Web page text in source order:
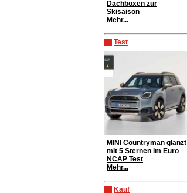
Dachboxen zur
Skisaison
Mehr...
Test
MINI Countryman glänzt
mit 5 Sternen im Euro
NCAP Test
Mehr...
Kauf